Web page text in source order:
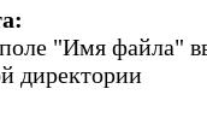
"Имя файла"
директории